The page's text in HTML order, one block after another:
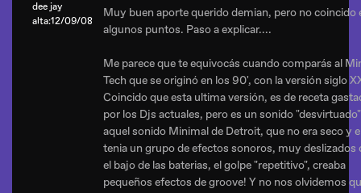
dee jay
alta:12/09/08
Muy buen aporte querido demian, pero no coincido
algunos puntos. Paso a explicar....
Me parece que te equivocás cuando comparás al
Tech que se originó en los 90', con la versión siglo
Coincido que esta ultima versión, es de receta
por los Djs actuales, pero es un sonido
aquel sonido Minimal de Detroit, que no era seco y
tenia un grupo de efectos sonoros, muy deslizados
el bajo de las baterias, el golpe "repetitivo", creaba
pequeños efectos de groove! Y no nos olvidemos